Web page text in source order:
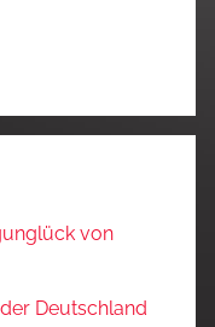
von
Deutschland